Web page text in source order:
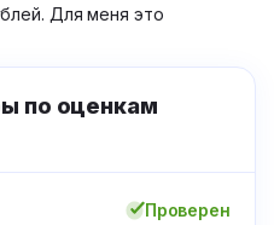
Для меня это
по оценкам
Проверен